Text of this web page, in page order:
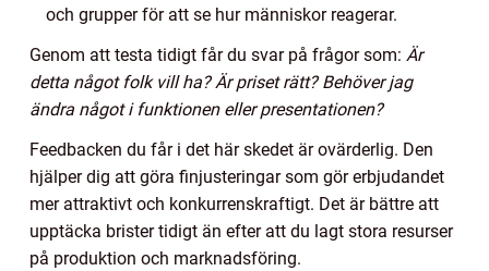
och grupper för att se hur människor reagerar.
Genom att testa tidigt får du svar på frågor som: Är
detta något folk vill ha? Är priset rätt? Behöver jag
ändra något i funktionen eller presentationen?
Feedbacken du får i det här skedet är ovärderlig. Den
hjälper dig att göra finjusteringar som gör erbjudandet
mer attraktivt och konkurrenskraftigt. Det är bättre att
upptäcka brister tidigt än efter att du lagt stora resurser
på produktion och marknadsföring.